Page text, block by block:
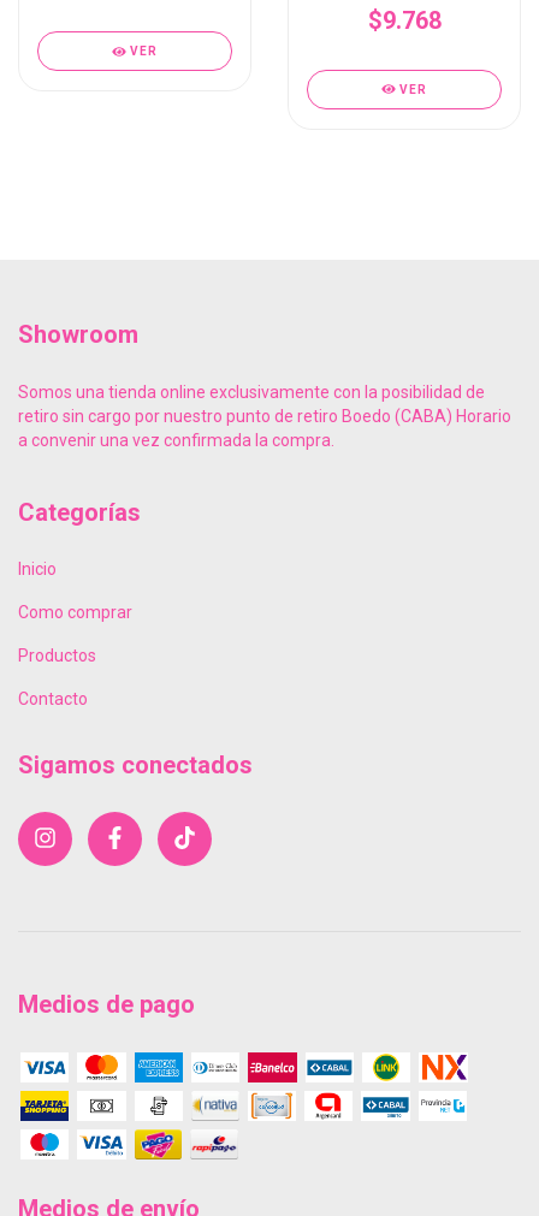
VER
$9.768
VER
Showroom
Somos una tienda online exclusivamente con la posibilidad de
retiro sin cargo por nuestro punto de retiro Boedo (CABA) Horario
a convenir una vez confirmada la compra.
Categorías
Inicio
Como comprar
Productos
Contacto
Sigamos conectados
Medios de pago
Medios de envío